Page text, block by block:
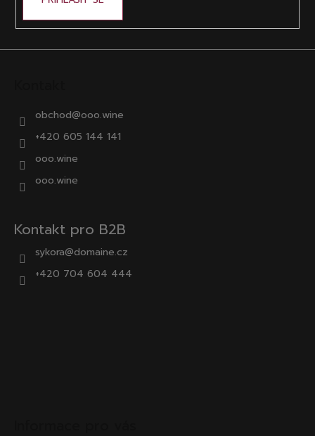
obchod@ooo.wine
+420 605 144 141
ooo.wine
ooo.wine
Kontakt pro B2B
sykora@domaine.cz
+420 704 604 444